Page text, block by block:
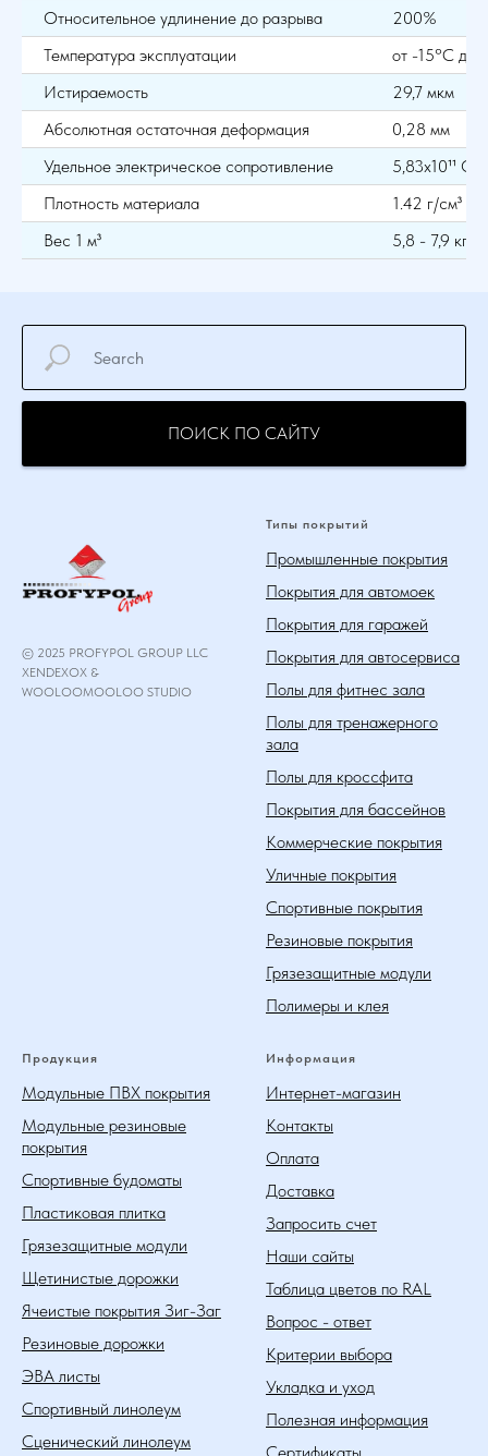
Относительное удлинение до разрыва
200%
Температура эксплуатации
от -15°С до
Истираемость
29,7 мкм
Абсолютная остаточная деформация
0,28 мм
Удельное электрическое сопротивление
5,83х10¹¹
Плотность материала
1.42 г/см³
Вес 1 м³
5,8 - 7,9 кг
ПОИСК ПО САЙТУ
© 2025 PROFYPOL GROUP LLC
XENDEXOX &
WOOLOOMOOLOO STUDIO
Типы покрытий
Промышленные покрытия
Покрытия для автомоек
Покрытия для гаражей
Покрытия для автосервиса
Полы для фитнес зала
Полы для тренажерного
зала
Полы для кроссфита
Покрытия для бассейнов
Коммерческие покрытия
Уличные покрытия
Спортивные покрытия
Резиновые покрытия
Грязезащитные модули
Полимеры и клея
Продукция
Модульные ПВХ покрытия
Модульные резиновые
покрытия
Спортивные будоматы
Пластиковая плитка
Грязезащитные модули
Щетинистые дорожки
Ячеистые покрытия Зиг-Заг
Резиновые дорожки
ЭВА листы
Спортивный линолеум
Сценический линолеум
Информация
Интернет-магазин
Контакты
Оплата
Доставка
Запросить счет
Наши сайты
Таблица цветов по RAL
Вопрос - ответ
Критерии выбора
Укладка и уход
Полезная информация